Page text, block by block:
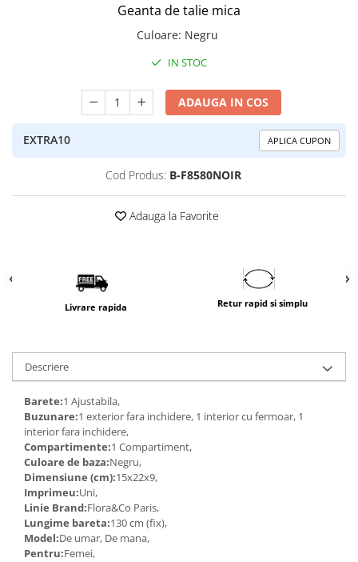
Geanta de talie mica
Culoare: Negru
IN STOC
ADAUGA IN COS
EXTRA10 APLICA CUPON
Cod Produs: B-F8580NOIR
Adauga la Favorite
Livrare rapida Retur rapid si simplu
Descriere
Barete:1 Ajustabila,
Buzunare:1 exterior fara inchidere, 1 interior cu fermoar, 1
interior fara inchidere,
Compartimente:1 Compartiment,
Culoare de baza:Negru,
Dimensiune (cm):15x22x9,
Imprimeu:Uni,
Linie Brand:Flora&Co Paris,
Lungime bareta:130 cm (fix),
Model:De umar, De mana,
Pentru:Femei,